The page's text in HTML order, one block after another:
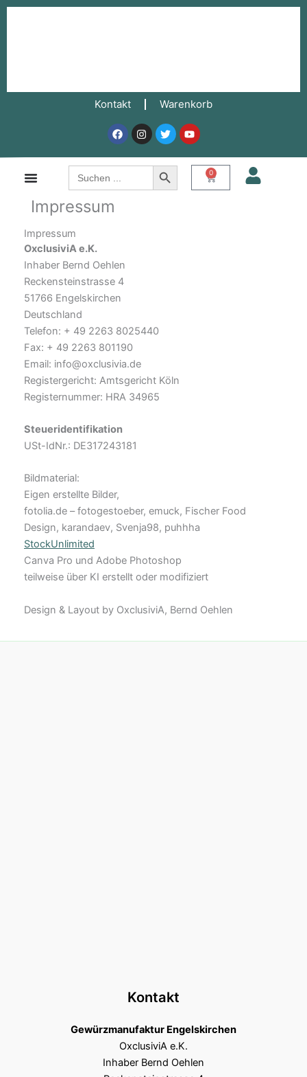
Zum
Kontakt
Warenkorb
FacebookInstagram
TwitterYoutube
Search
for:
Search Button
0
Warenkorb
Impressum
Impressum
OxclusiviA e.K.
Inhaber Bernd Oehlen
Reckensteinstrasse 4
51766 Engelskirchen
Deutschland
Telefon: + 49 2263 8025440
Fax: + 49 2263 801190
Email: info@oxclusivia.de
Registergericht: Amtsgericht Köln
Registernummer: HRA 34965
Steueridentifikation
USt-IdNr.: DE317243181
Bildmaterial:
Eigen erstellte Bilder,
fotolia.de – fotogestoeber, emuck, Fischer Food
Design, karandaev, Svenja98, puhhha
StockUnlimited
Canva Pro und Adobe Photoshop
teilweise über KI erstellt oder modifiziert
Design & Layout by OxclusiviA, Bernd Oehlen
Kontakt
Gewürzmanufaktur Engelskirchen
OxclusiviA e.K.
Inhaber Bernd Oehlen